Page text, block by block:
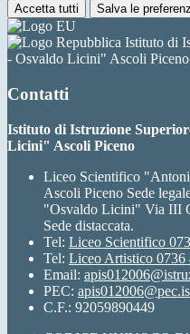
Accetta tutti Salva le
Istituto di
- Osvaldo Licini" Ascoli Piceno
Contatti
Istituto di Istruzione
Licini" Ascoli Piceno
Liceo Scientifico
Ascoli Piceno Sede
"Osvaldo Licini" Via III
Sede distaccata.
Tel: Liceo Scientifico
Tel: Liceo Artistico 0736
Email:
PEC:
C.F.: 92059890449